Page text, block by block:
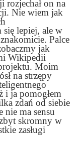
rozjechał on na
Nie wiem jak
się lepiej, ale w
Palce
jak
Wikipedii
Moim
na strzępy
i ja pomogłem
zdań od siebie
ma sensu
skromny w
zasługi